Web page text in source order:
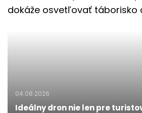
04.08.2026
Ideálny dron nie len pre